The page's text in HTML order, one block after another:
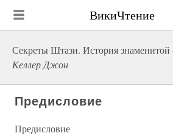
ВикиЧтение
Секреты Штази. История
Келлер Джон
Предисловие
Предисловие